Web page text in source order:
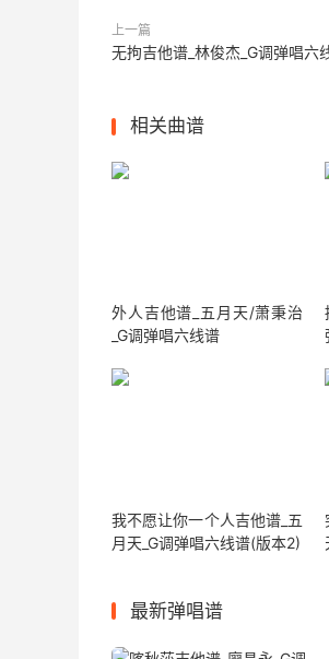
上一篇
无拘吉他谱_林俊杰_G调弹唱六
相关曲谱
外人吉他谱_五月天/萧秉治
_G调弹唱六线谱
我不愿让你一个人吉他谱_五
月天_G调弹唱六线谱(版本2)
最新弹唱谱